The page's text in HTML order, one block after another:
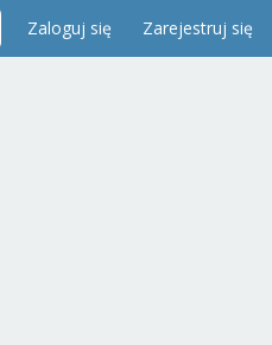
Zaloguj się Zarejestruj się